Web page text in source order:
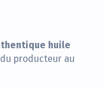
huile
producteur au